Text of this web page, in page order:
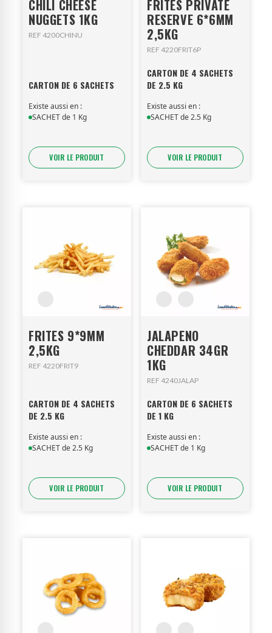
CHILI CHEESE
NUGGETS 1KG
REF 4200CHINU
CARTON DE 6 SACHETS
Existe aussi en :
SACHET de 1 Kg
VOIR LE PRODUIT
FRITES PRIVATE
RESERVE 6*6MM
2,5KG
REF 4220FRIT6P
CARTON DE 4 SACHETS
DE 2.5 KG
Existe aussi en :
SACHET de 2.5 Kg
VOIR LE PRODUIT
FRITES 9*9MM
2,5KG
REF 4220FRIT9
CARTON DE 4 SACHETS
DE 2.5 KG
Existe aussi en :
SACHET de 2.5 Kg
VOIR LE PRODUIT
JALAPENO
CHEDDAR 34GR
1KG
REF 4240JALAP
CARTON DE 6 SACHETS
DE 1 KG
Existe aussi en :
SACHET de 1 Kg
VOIR LE PRODUIT